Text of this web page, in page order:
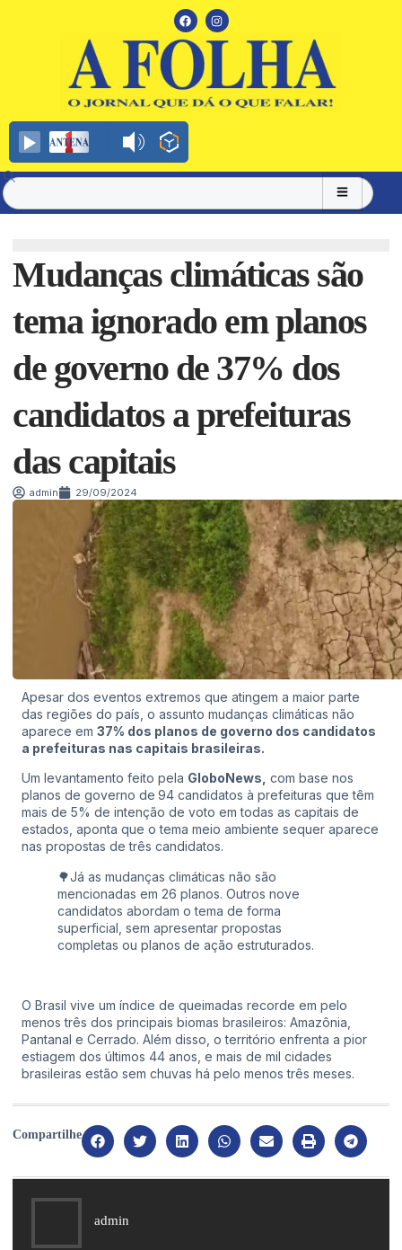
Mudanças climáticas são
tema ignorado em planos
de governo de 37% dos
candidatos a prefeituras
das capitais
admin 29/09/2024
Apesar dos eventos extremos que atingem a maior parte
das regiões do país, o assunto mudanças climáticas não
aparece em 37% dos planos de governo dos candidatos
a prefeituras nas capitais brasileiras.
Um levantamento feito pela GloboNews, com base nos
planos de governo de 94 candidatos à prefeituras que têm
mais de 5% de intenção de voto em todas as capitais de
estados, aponta que o tema meio ambiente sequer aparece
nas propostas de três candidatos.
🌳Já as mudanças climáticas não são
mencionadas em 26 planos. Outros nove
candidatos abordam o tema de forma
superficial, sem apresentar propostas
completas ou planos de ação estruturados.
O Brasil vive um índice de queimadas recorde em pelo
menos três dos principais biomas brasileiros: Amazônia,
Pantanal e Cerrado. Além disso, o território enfrenta a pior
estiagem dos últimos 44 anos, e mais de mil cidades
brasileiras estão sem chuvas há pelo menos três meses.
Compartilhe
admin